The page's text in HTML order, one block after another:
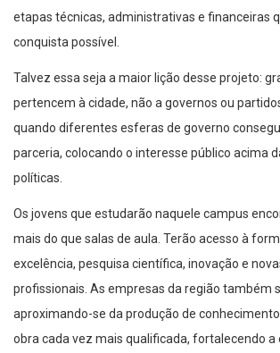
etapas técnicas, administrativas e financeiras
conquista possível.
Talvez essa seja a maior lição desse projeto:
pertencem à cidade, não a governos ou
quando diferentes esferas de governo
parceria, colocando o interesse público acima
políticas.
Os jovens que estudarão naquele campus
mais do que salas de aula. Terão acesso à
excelência, pesquisa científica, inovação e
profissionais. As empresas da região também
aproximando-se da produção de
obra cada vez mais qualificada, fortalecendo a